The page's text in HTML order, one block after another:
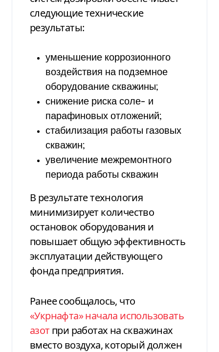
следующие технические
результаты:
уменьшение коррозионного
воздействия на подземное
оборудование скважины;
снижение риска соле- и
парафиновых отложений;
стабилизация работы газовых
скважин;
увеличение межремонтного
периода работы скважин
В результате технология
минимизирует количество
остановок оборудования и
повышает общую эффективность
эксплуатации действующего
фонда предприятия.
Ранее сообщалось, что
«Укрнафта» начала использовать
азот при работах на скважинах
вместо воздуха, который должен